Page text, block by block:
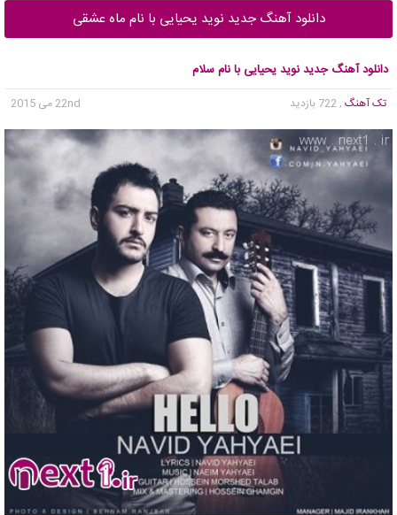
دانلود آهنگ جدید نوید یحیایی با نام ماه عشقی
دانلود آهنگ جدید نوید یحیایی با نام سلام
تک آهنگ , 722 بازدید 22nd می 2015